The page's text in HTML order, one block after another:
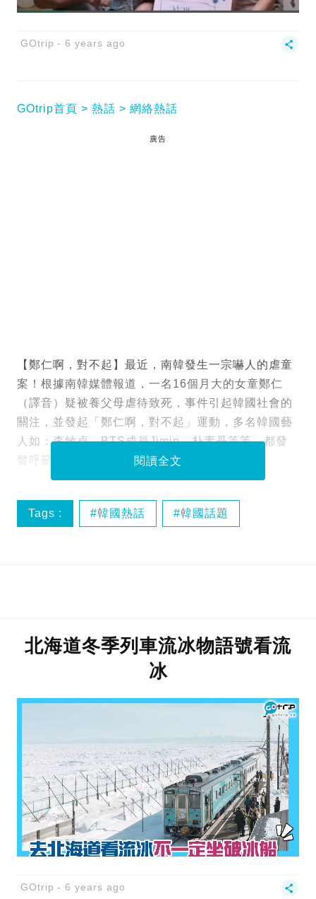
GOtrip 6 years ago
GOtrip首頁 熱話 網絡熱話
廣告
【鄭仁啊，對不起】最近，南韓發生一宗嚇人的虐童
案！根據南韓媒體報道，一名16個月大的女童鄭仁
（譯音）疑被養父母虐待致死，事件引起韓國社會的
關注，並發起「鄭仁啊，對不起」運動，多名韓國藝
人如：李敏貞、BTS成員Jimin、朴素丹等等，都發
聲呼籲社會關注虐兒問題。
閱讀全文
Tags : 韓國熱話 韓國話題
北海道冬季列車流冰物語號看流
冰
GOtrip 6 years ago